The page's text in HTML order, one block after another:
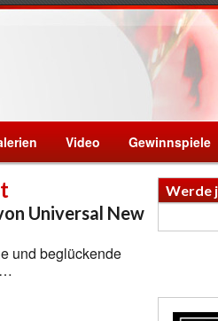
Video Gewinnspiele
Universal New
und beglückende
…
Werde